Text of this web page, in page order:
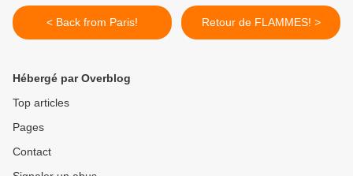
< Back from Paris! Retour de FLAMMES! >
Hébergé par Overblog
Top articles
Pages
Contact